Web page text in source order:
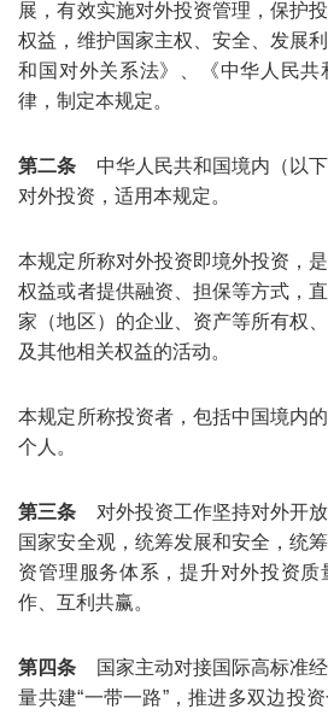
展，有效实施对外投资管理，保护
权益，维护国家主权、安全、发展
和国对外关系法》、《中华人民
律，制定本规定。
第二条 中华人民共和国境内（以
对外投资，适用本规定。
本规定所称对外投资即境外投资，
权益或者提供融资、担保等方式，
家（地区）的企业、资产等所有权
及其他相关权益的活动。
本规定所称投资者，包括中国境内
个人。
第三条 对外投资工作坚持对外开
国家安全观，统筹发展和安全，统
资管理服务体系，提升对外投资
作、互利共赢。
第四条 国家主动对接国际高标准
量共建“一带一路”，推进多双边投